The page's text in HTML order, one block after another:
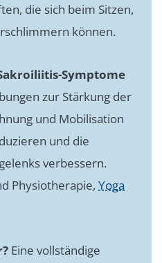
die sich beim Sitzen,
können.
Symptome
zur Stärkung der
und Mobilisation
und die
verbessern.
Physiotherapie, Yoga
Eine vollständige